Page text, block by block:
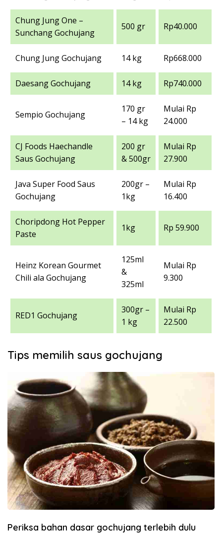
Chung Jung One –
Sunchang Gochujang
500 gr Rp40.000
Chung Jung Gochujang 14 kg Rp668.000
Daesang Gochujang 14 kg Rp740.000
Sempio Gochujang
170 gr
– 14 kg
Mulai Rp
24.000
CJ Foods Haechandle
Saus Gochujang
200 gr
& 500gr
Mulai Rp
27.900
Java Super Food Saus
Gochujang
200gr –
1kg
Mulai Rp
16.400
Choripdong Hot Pepper
Paste
1kg Rp 59.900
Heinz Korean Gourmet
Chili ala Gochujang
125ml
&
325ml
Mulai Rp
9.300
RED1 Gochujang
300gr –
1 kg
Mulai Rp
22.500
Tips memilih saus gochujang
Periksa bahan dasar gochujang terlebih dulu